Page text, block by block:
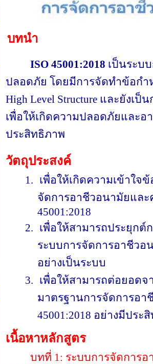
บทนำ
ISO 45001:2018 เป็นระบ
ปลอดภัย โดยมีการจัดทำข้อกำ
High Level Structure และยังเป็
เพื่อให้เกิดความปลอดภัยและ
ประสิทธิภาพ
วัตถุประสงค์
1. เพื่อให้เกิดความเข้าใ
จัดการอาชีวอนามัยแล
45001:2018
2. เพื่อให้สามารถประยุก
ระบบการจัดการอาชีว
อย่างเป็นระบบ
3. เพื่อให้สามารถต่อยอดจ
มาตรฐานการจัดการอ
45001:2018 อย่างมีประ
เนื้อหาหลักสูตร
บทที่ 1: ระบบการจัดการ